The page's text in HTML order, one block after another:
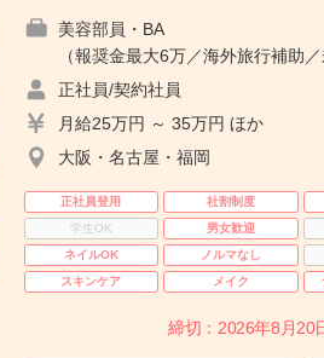
美容部員・BA
（報奨金最大6万／海外旅行補助
正社員/契約社員
月給25万円 ～ 35万円 ほか
大阪・名古屋・福岡
正社員登用 社割制度
学生OK
男女歓迎
ネイルOK
ノルマなし
スキンケア
メイク
締切：2026年8月20